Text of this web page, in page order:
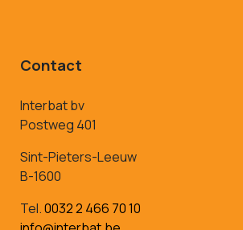
Contact
Interbat bv
Postweg 401
Sint-Pieters-Leeuw
B-1600
Tel.0032 2 466 70 10